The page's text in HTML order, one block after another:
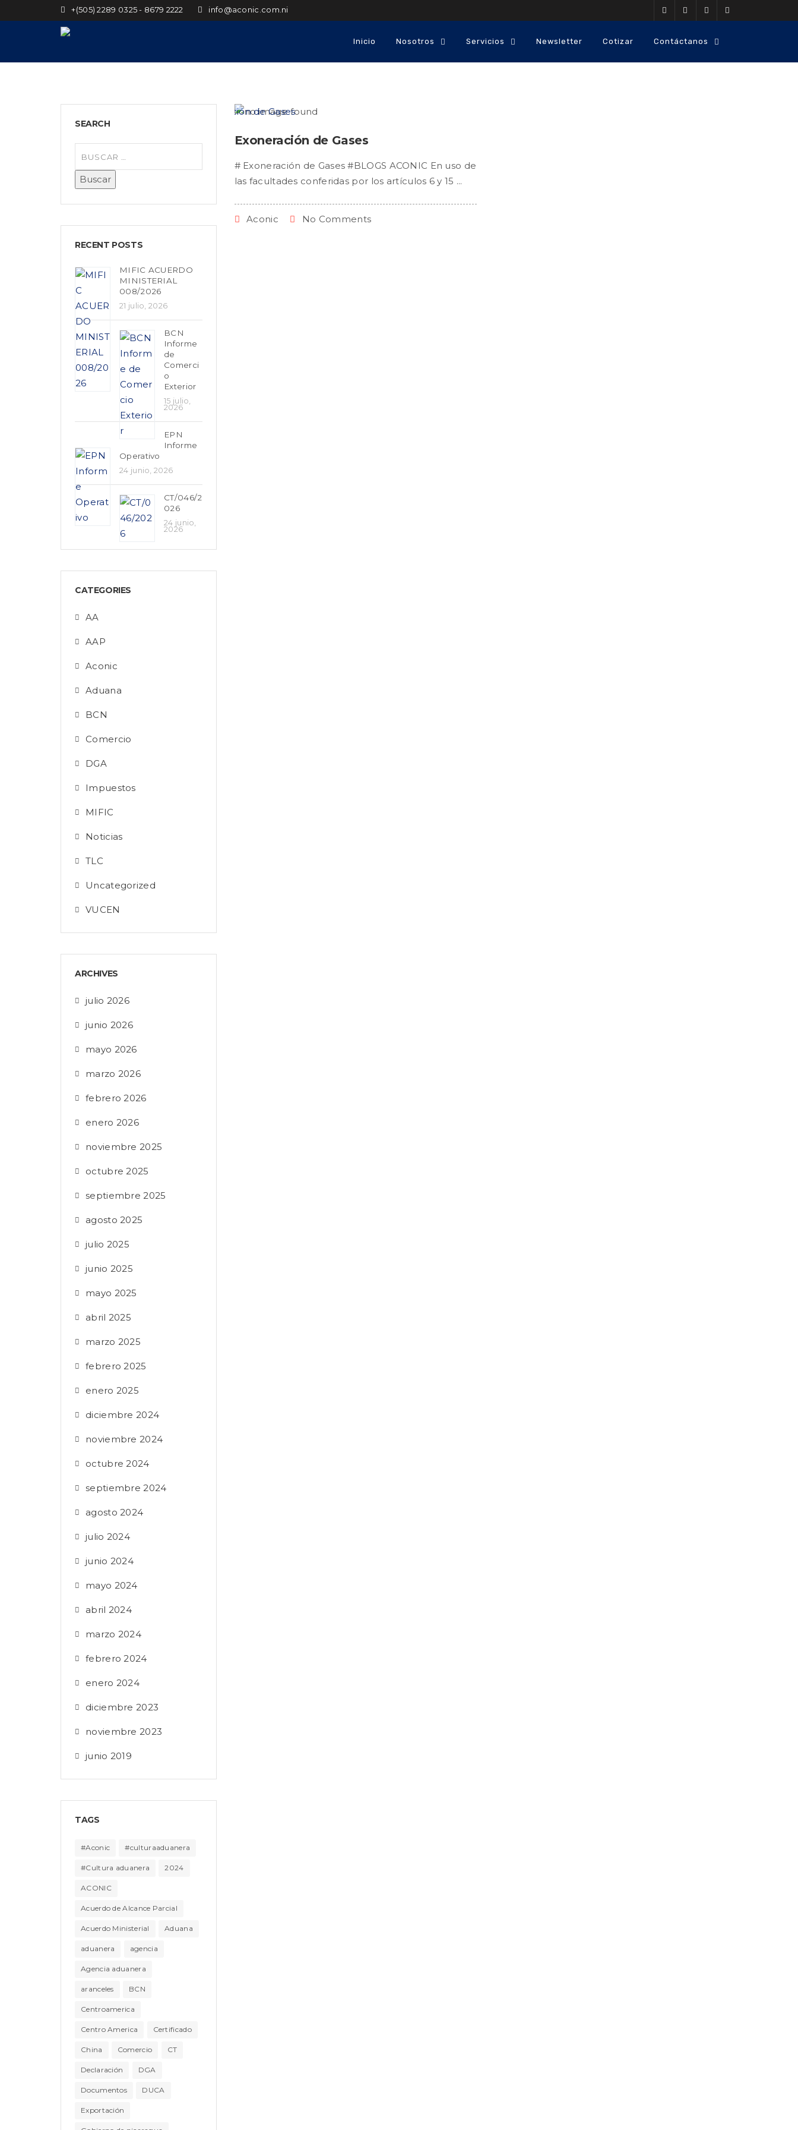
+(505) 2289 0325 - 8679 2222 info@aconic.com.ni
Inicio Nosotros Servicios Newsletter Cotizar Contáctanos
Exoneración de Gases
# Exoneración de Gases #BLOGS ACONIC En uso de
las facultades conferidas por los artículos 6 y 15 ...
Aconic No Comments
SEARCH
RECENT POSTS
MIFIC ACUERDO
MINISTERIAL
008/2026
21 julio, 2026
BCN
Informe
de
Comerci
o
Exterior
15 julio,
2026
EPN
Informe
Operativo
24 junio, 2026
CT/046/2
026
24 junio,
2026
CATEGORIES
AA
AAP
Aconic
Aduana
BCN
Comercio
DGA
Impuestos
MIFIC
Noticias
TLC
Uncategorized
VUCEN
ARCHIVES
julio 2026
junio 2026
mayo 2026
marzo 2026
febrero 2026
enero 2026
noviembre 2025
octubre 2025
septiembre 2025
agosto 2025
julio 2025
junio 2025
mayo 2025
abril 2025
marzo 2025
febrero 2025
enero 2025
diciembre 2024
noviembre 2024
octubre 2024
septiembre 2024
agosto 2024
julio 2024
junio 2024
mayo 2024
abril 2024
marzo 2024
febrero 2024
enero 2024
diciembre 2023
noviembre 2023
junio 2019
TAGS
#Aconic #culturaaduanera
#Cultura aduanera 2024
ACONIC
Acuerdo de Alcance Parcial
Acuerdo Ministerial Aduana
aduanera agencia
Agencia aduanera
aranceles BCN
Centroamerica
Centro America Certificado
China Comercio CT
Declaración DGA
Documentos DUCA
Exportación